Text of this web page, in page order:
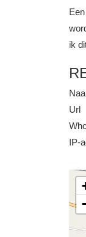
ik
Url
IP-